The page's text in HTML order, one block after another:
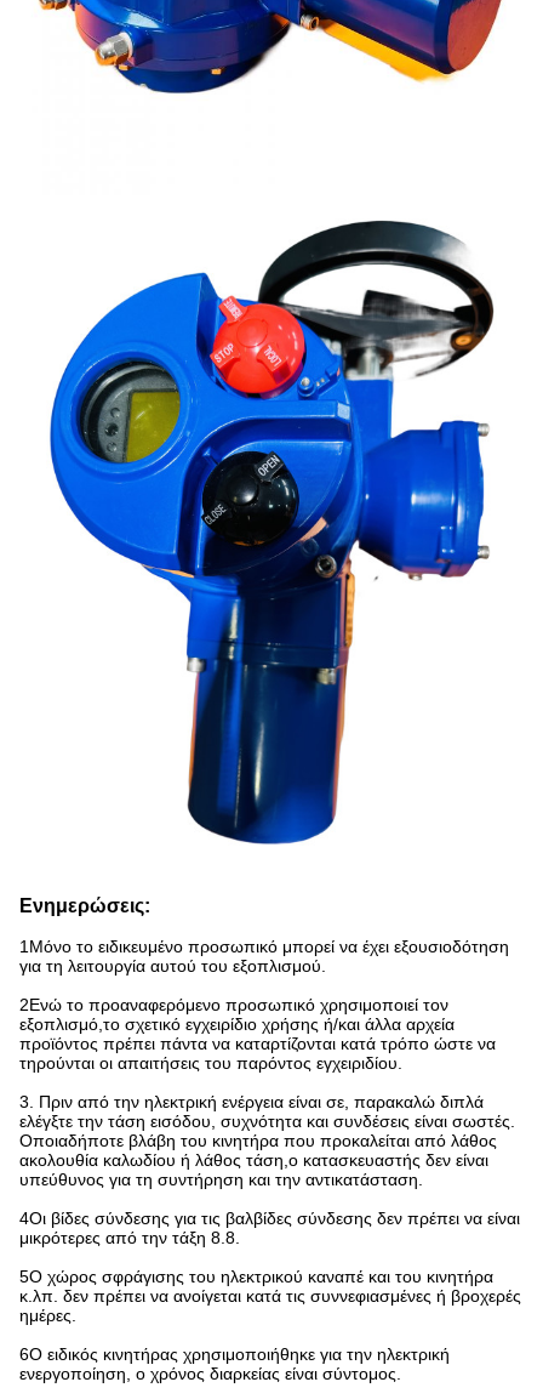
Ενημερώσεις:
1Μόνο το ειδικευμένο προσωπικό μπορεί να έχει εξουσιοδότηση
για τη λειτουργία αυτού του εξοπλισμού.
2Ενώ το προαναφερόμενο προσωπικό χρησιμοποιεί τον
εξοπλισμό,το σχετικό εγχειρίδιο χρήσης ή/και άλλα αρχεία
προϊόντος πρέπει πάντα να καταρτίζονται κατά τρόπο ώστε να
τηρούνται οι απαιτήσεις του παρόντος εγχειριδίου.
3. Πριν από την ηλεκτρική ενέργεια είναι σε, παρακαλώ διπλά
ελέγξτε την τάση εισόδου, συχνότητα και συνδέσεις είναι σωστές.
Οποιαδήποτε βλάβη του κινητήρα που προκαλείται από λάθος
ακολουθία καλωδίου ή λάθος τάση,ο κατασκευαστής δεν είναι
υπεύθυνος για τη συντήρηση και την αντικατάσταση.
4Οι βίδες σύνδεσης για τις βαλβίδες σύνδεσης δεν πρέπει να είναι
μικρότερες από την τάξη 8.8.
5Ο χώρος σφράγισης του ηλεκτρικού καναπέ και του κινητήρα
κ.λπ. δεν πρέπει να ανοίγεται κατά τις συννεφιασμένες ή βροχερές
ημέρες.
6Ο ειδικός κινητήρας χρησιμοποιήθηκε για την ηλεκτρική
ενεργοποίηση, ο χρόνος διαρκείας είναι σύντομος.